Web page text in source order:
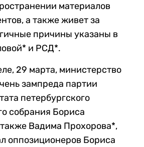
материалов
а также живет за
причины указаны в
и РСД*.
29 марта, министерство
зампреда партии
петербургского
собрания Бориса
Вадима Прохорова*,
оппозиционеров Бориса